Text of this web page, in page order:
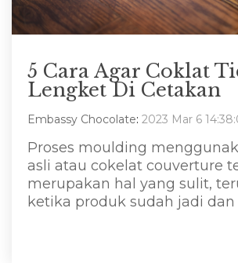
5 Cara Agar Coklat
Lengket Di Cetakan
Embassy Chocolate: 2023 Mar 6
Proses moulding
asli atau cokelat couverture
merupakan hal yang sulit,
ketika produk sudah jadi dan